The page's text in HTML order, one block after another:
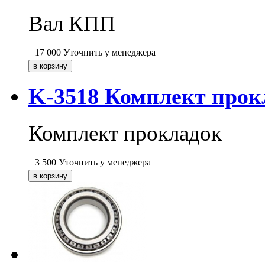
Вал КПП
17 000 Уточнить у менеджера
K-3518 Комплект
Комплект прокладок
3 500 Уточнить у менеджера